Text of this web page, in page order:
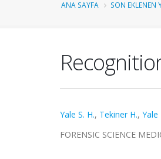
ANA SAYFA SON EKLENEN
Yale S. H., Tekiner H., Yale
FORENSIC SCIENCE